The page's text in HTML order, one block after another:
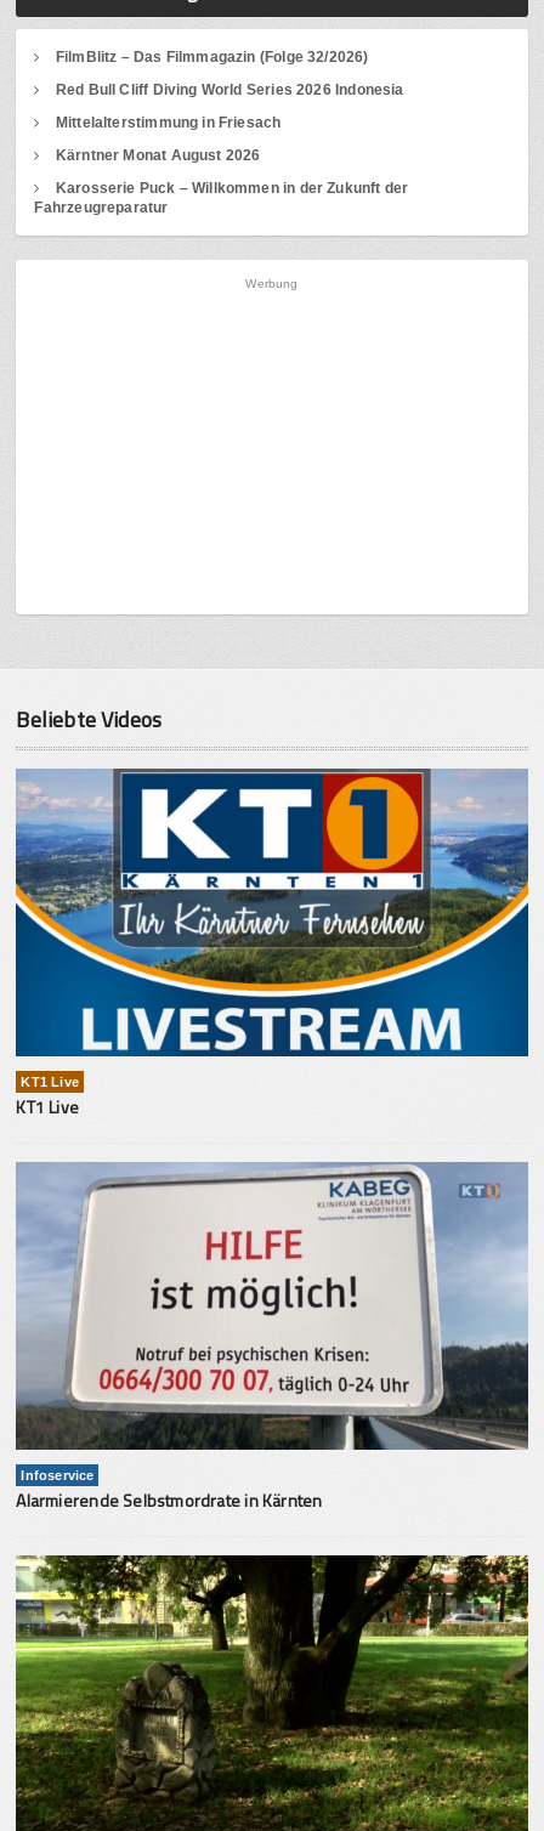
FilmBlitz – Das Filmmagazin (Folge 32/2026)
Red Bull Cliff Diving World Series 2026 Indonesia
Mittelalterstimmung in Friesach
Kärntner Monat August 2026
Karosserie Puck – Willkommen in der Zukunft der
Fahrzeugreparatur
Werbung
Beliebte Videos
KT1 Live
KT1 Live
Infoservice
Alarmierende Selbstmordrate in Kärnten